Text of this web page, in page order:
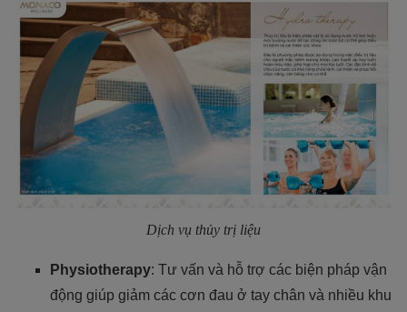
Dịch vụ thủy trị liệu
Physiotherapy: Tư vấn và hỗ trợ các biện pháp vận
động giúp giảm các cơn đau ở tay chân và nhiều khu